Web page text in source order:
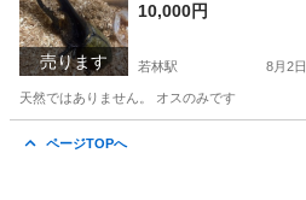
売ります
10,000円
若林駅 8月2日
天然ではありません。 オスのみです
ページTOPへ